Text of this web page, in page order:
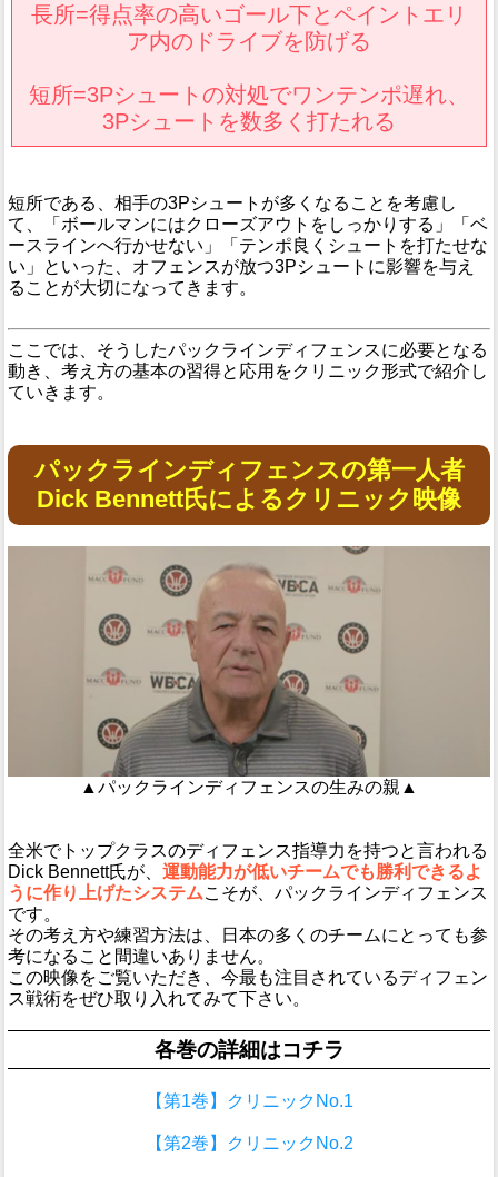
長所=得点率の高いゴール下とペイントエリ
ア内のドライブを防げる
短所=3Pシュートの対処でワンテンポ遅れ、
3Pシュートを数多く打たれる
短所である、相手の3Pシュートが多くなることを考慮し
て、「ボールマンにはクローズアウトをしっかりする」「ベ
ースラインへ行かせない」「テンポ良くシュートを打たせな
い」といった、オフェンスが放つ3Pシュートに影響を与え
ることが大切になってきます。
ここでは、そうしたパックラインディフェンスに必要となる
動き、考え方の基本の習得と応用をクリニック形式で紹介し
ていきます。
パックラインディフェンスの第一人者
Dick Bennett氏によるクリニック映像
▲パックラインディフェンスの生みの親▲
全米でトップクラスのディフェンス指導力を持つと言われる
Dick Bennett氏が、 運動能力が低いチームでも勝利できるよ
うに作り上げたシステムこそが、パックラインディフェンス
です。
その考え方や練習方法は、日本の多くのチームにとっても参
考になること間違いありません。
この映像をご覧いただき、今最も注目されているディフェン
ス戦術をぜひ取り入れてみて下さい。
各巻の詳細はコチラ
【第1巻】クリニックNo.1
【第2巻】クリニックNo.2